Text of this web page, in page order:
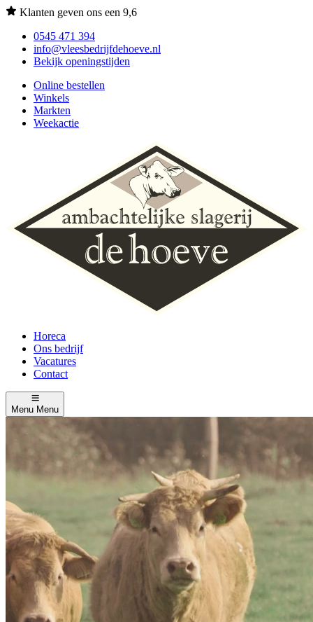
Klanten geven ons een 9,6
0545 471 394
info@vleesbedrijfdehoeve.nl
Bekijk openingstijden
Online bestellen
Winkels
Markten
Weekactie
Horeca
Ons bedrijf
Vacatures
Contact
Menu Menu